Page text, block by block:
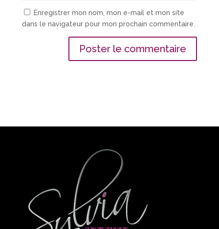
Enregistrer mon nom, mon e-mail et mon site
dans le navigateur pour mon prochain commentaire.